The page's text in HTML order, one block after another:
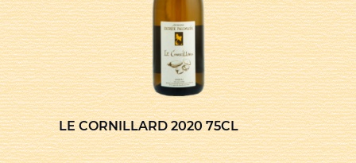
LE CORNILLARD 2020 75CL